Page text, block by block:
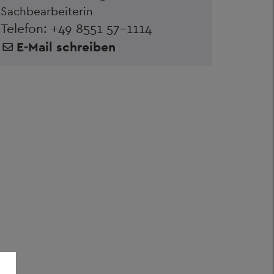
Sachbearbeiterin
Telefon: +49 8551 57-1114
E-Mail schreiben